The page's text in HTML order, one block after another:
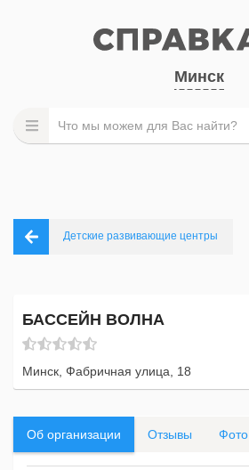
Минск
Детские развивающие центры
БАССЕЙН ВОЛНА
Минск, Фабричная улица, 18
Об организации Отзывы Фото